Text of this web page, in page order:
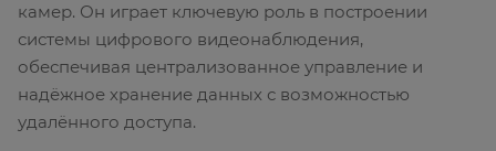
камер. Он играет ключевую роль в построении
системы цифрового видеонаблюдения,
обеспечивая централизованное управление и
надёжное хранение данных с возможностью
удалённого доступа.